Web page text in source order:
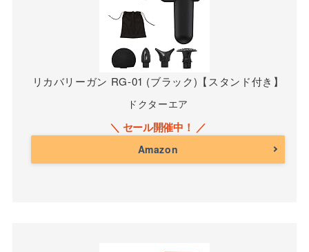
リカバリーガン RG-01 (ブラック)【スタンド付き】
ドクターエア
Amazon